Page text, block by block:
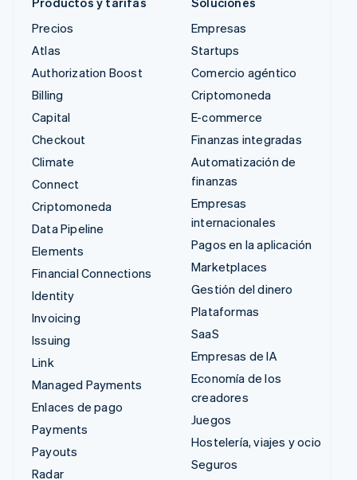
Precios
Atlas
Authorization Boost
Billing
Capital
Checkout
Climate
Connect
Criptomoneda
Data Pipeline
Elements
Financial Connections
Identity
Invoicing
Issuing
Link
Managed Payments
Enlaces de pago
Payments
Payouts
Radar
Empresas
Startups
Comercio agéntico
Criptomoneda
E-commerce
Finanzas integradas
Automatización de
finanzas
Empresas
internacionales
Pagos en la aplicación
Marketplaces
Gestión del dinero
Plataformas
SaaS
Empresas de IA
Economía de los
creadores
Juegos
Hostelería, viajes y ocio
Seguros